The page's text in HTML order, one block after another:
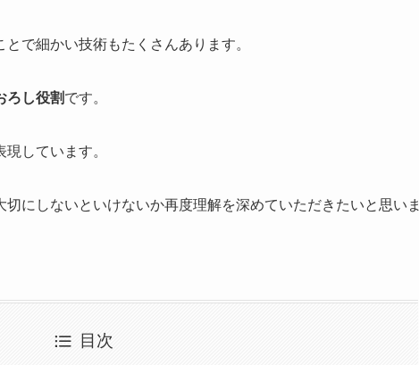
で細かい技術もたくさんあります。
ろし役割です。
しています。
にしないといけないか再度理解を深めていただきたいと思いま
目次